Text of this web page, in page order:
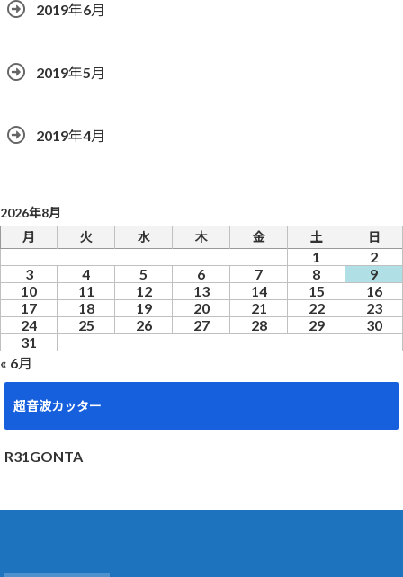
2019年6月
2019年5月
2019年4月
2026年8月
月
火 水 木 金 土 日
1
2
3
4 5 6 7 8
9
10
11 12 13 14 15
16
17
18 19 20 21 22
23
24
25 26 27 28 29
30
31
« 6月
超音波カッター
R31GONTA